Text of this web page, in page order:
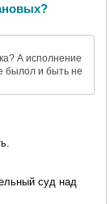
А исполнение
былол и быть не
суд над